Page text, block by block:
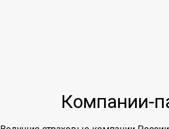
Компании-